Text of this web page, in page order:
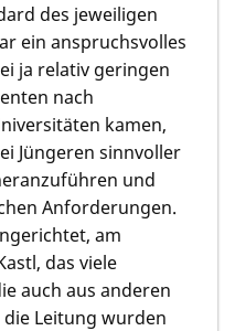
des jeweiligen
ein anspruchsvolles
ja relativ geringen
nach
kamen,
Jüngeren sinnvoller
und
Anforderungen.
am
das viele
auch aus anderen
Leitung wurden